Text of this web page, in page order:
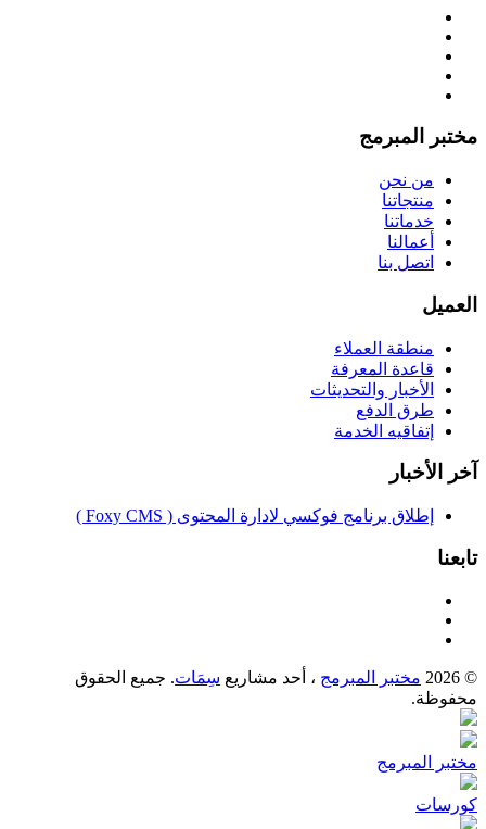
مختبر المبرمج
من نحن
منتجاتنا
خدماتنا
أعمالنا
اتصل بنا
العميل
منطقة العملاء
قاعدة المعرفة
الأخبار والتحديثات
طرق الدفع
إتفاقيه الخدمة
آخر الأخبار
إطلاق برنامج فوكسي لادارة المحتوى ( Foxy CMS )
تابعنا
© 2026 مختبر المبرمج ، أحد مشاريع سِمَات. جميع الحقوق
محفوظة.
مختبر المبرمج
كورسات